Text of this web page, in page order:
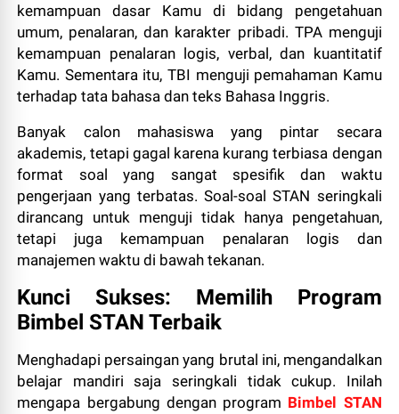
kemampuan dasar Kamu di bidang pengetahuan
umum, penalaran, dan karakter pribadi. TPA menguji
kemampuan penalaran logis, verbal, dan kuantitatif
Kamu. Sementara itu, TBI menguji pemahaman Kamu
terhadap tata bahasa dan teks Bahasa Inggris.
Banyak calon mahasiswa yang pintar secara
akademis, tetapi gagal karena kurang terbiasa dengan
format soal yang sangat spesifik dan waktu
pengerjaan yang terbatas. Soal-soal STAN seringkali
dirancang untuk menguji tidak hanya pengetahuan,
tetapi juga kemampuan penalaran logis dan
manajemen waktu di bawah tekanan.
Kunci Sukses: Memilih Program
Bimbel STAN Terbaik
Menghadapi persaingan yang brutal ini, mengandalkan
belajar mandiri saja seringkali tidak cukup. Inilah
mengapa bergabung dengan program Bimbel STAN